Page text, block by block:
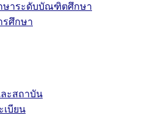
ษาระดับบัณฑิตศึกษา
รศึกษา
ะสถาบัน
เบียน